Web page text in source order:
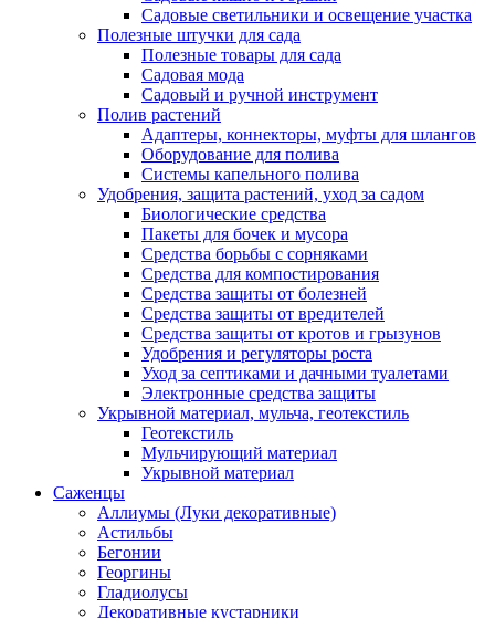
Садовые светильники и освещение участка
Полезные штучки для сада
Полезные товары для сада
Садовая мода
Садовый и ручной инструмент
Полив растений
Адаптеры, коннекторы, муфты для шлангов
Оборудование для полива
Системы капельного полива
Удобрения, защита растений, уход за садом
Биологические средства
Пакеты для бочек и мусора
Средства борьбы с сорняками
Средства для компостирования
Средства защиты от болезней
Средства защиты от вредителей
Средства защиты от кротов и грызунов
Удобрения и регуляторы роста
Уход за септиками и дачными туалетами
Электронные средства защиты
Укрывной материал, мульча, геотекстиль
Геотекстиль
Мульчирующий материал
Укрывной материал
Саженцы
Аллиумы (Луки декоративные)
Астильбы
Бегонии
Георгины
Гладиолусы
Декоративные кустарники